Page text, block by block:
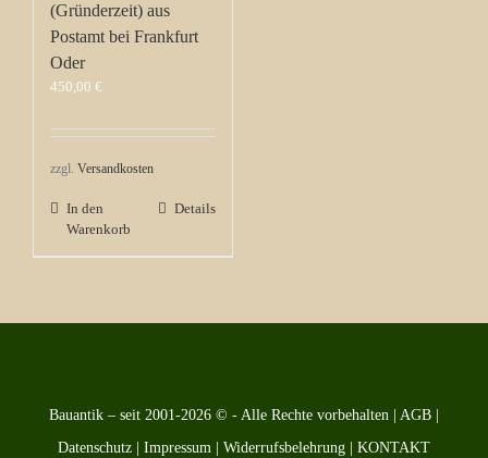
(Gründerzeit) aus
Postamt bei Frankfurt
Oder
450,00 €
zzgl. Versandkosten
In den
Warenkorb
Details
Bauantik – seit 2001-2026 © - Alle Rechte vorbehalten | AGB |
Datenschutz | Impressum | Widerrufsbelehrung | KONTAKT